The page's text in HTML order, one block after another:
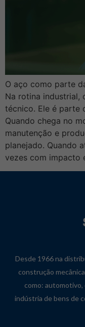
O aço como parte
Na rotina industrial,
técnico. Ele é parte
Quando chega no
manutenção e
planejado. Quando
vezes com impacto
Desde 1966 na
construção
como: automotivo,
indústria de bens de